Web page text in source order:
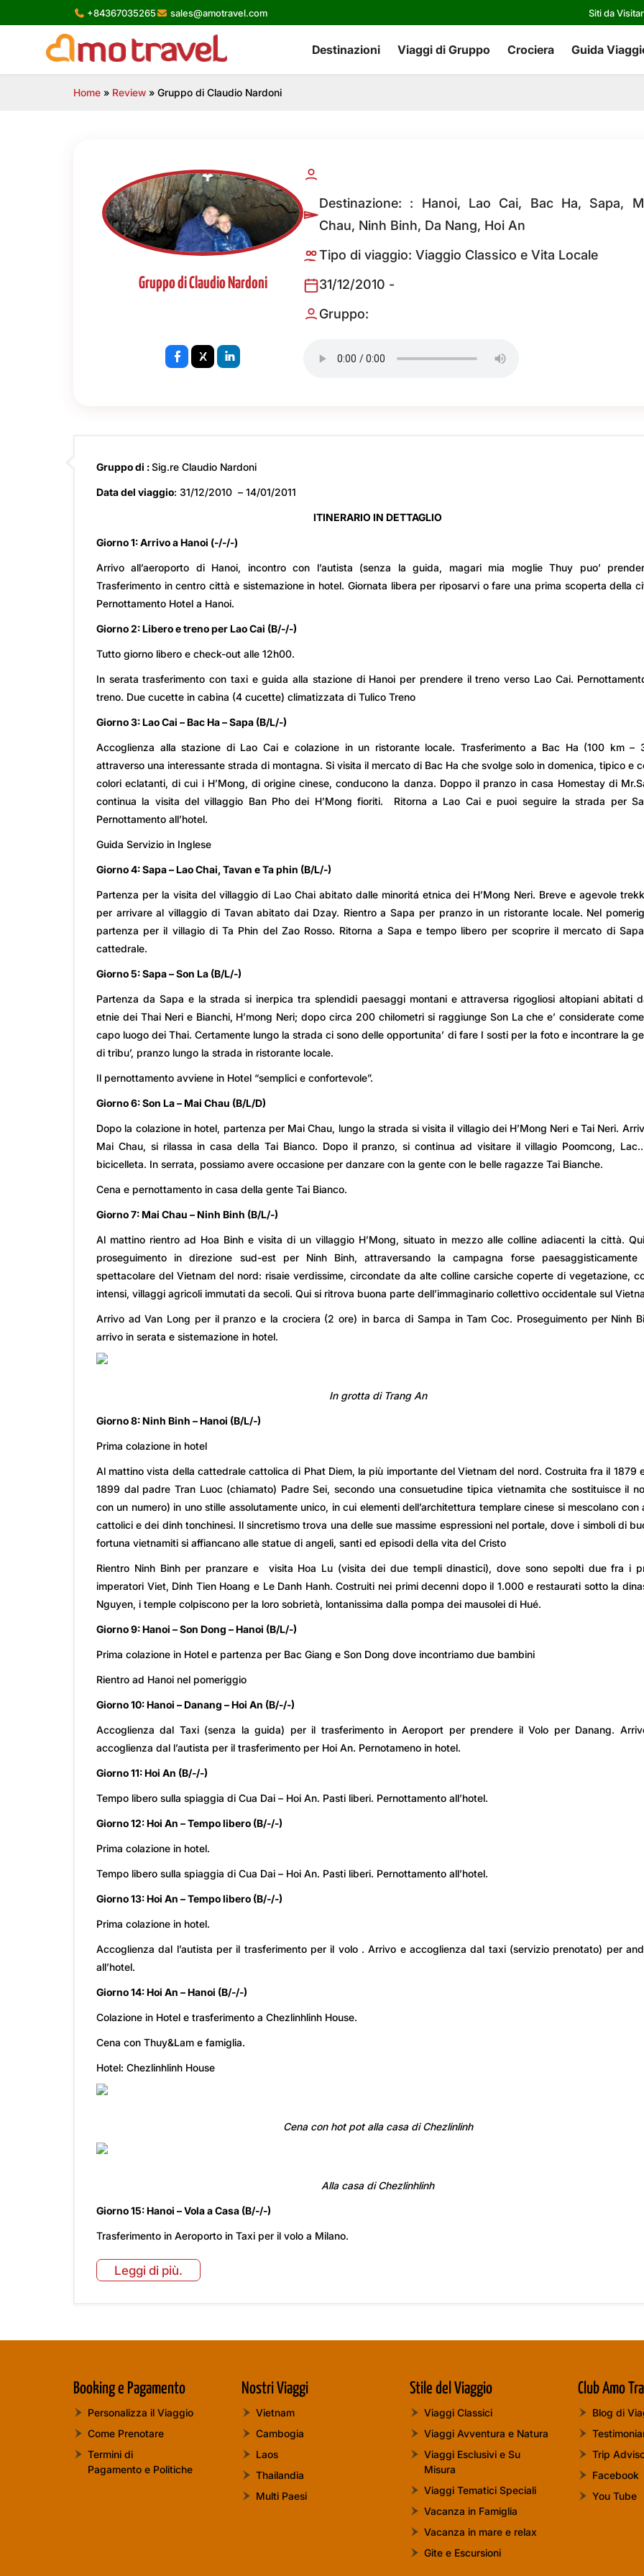
+84367035265 sales@amotravel.com Siti da
Destinazioni Viaggi di Gruppo Crociera Guida
Home » Review » Gruppo di Claudio Nardoni
Gruppo di Claudio Nardoni
Destinazione: : Hanoi, Lao Cai, Bac Ha, Sapa,
Chau, Ninh Binh, Da Nang, Hoi An
Tipo di viaggio: Viaggio Classico e Vita Locale
31/12/2010 -
Gruppo:
Gruppo di :Sig.re Claudio Nardoni
Data del viaggio: 31/12/2010 – 14/01/2011
ITINERARIO IN DETTAGLIO
Giorno 1: Arrivo a Hanoi (-/-/-)
Arrivo all’aeroporto di Hanoi, incontro con l’autista (senza la guida, magari mia moglie Thuy puo’
Trasferimento in centro città e sistemazione in hotel. Giornata libera per riposarvi o fare una prima scoperta della
Pernottamento Hotel a Hanoi.
Giorno 2: Libero e treno per Lao Cai (B/-/-)
Tutto giorno libero e check-out alle 12h00.
In serata trasferimento con taxi e guida alla stazione di Hanoi per prendere il treno verso Lao Cai.
treno. Due cucette in cabina (4 cucette) climatizzata di Tulico Treno
Giorno 3: Lao Cai – Bac Ha – Sapa (B/L/-)
Accoglienza alla stazione di Lao Cai e colazione in un ristorante locale. Trasferimento a Bac Ha (100 km –
attraverso una interessante strada di montagna. Si visita il mercato di Bac Ha che svolge solo in domenica, tipico e
colori eclatanti, di cui i H’Mong, di origine cinese, conducono la danza. Doppo il pranzo in casa Homestay di
continua la visita del villaggio Ban Pho dei H’Mong fioriti. Ritorna a Lao Cai e puoi seguire la strada per
Pernottamento all’hotel.
Guida Servizio in Inglese
Giorno 4: Sapa – Lao Chai, Tavan e Ta phin (B/L/-)
Partenza per la visita del villaggio di Lao Chai abitato dalle minoritá etnica dei H’Mong Neri. Breve e agevole
per arrivare al villaggio di Tavan abitato dai Dzay. Rientro a Sapa per pranzo in un ristorante locale. Nel
partenza per il villagio di Ta Phin del Zao Rosso. Ritorna a Sapa e tempo libero per scoprire il mercato di
cattedrale.
Giorno 5: Sapa – Son La (B/L/-)
Partenza da Sapa e la strada si inerpica tra splendidi paesaggi montani e attraversa rigogliosi altopiani abitati
etnie dei Thai Neri e Bianchi, H’mong Neri; dopo circa 200 chilometri si raggiunge Son La che e’ considerate
capo luogo dei Thai. Certamente lungo la strada ci sono delle opportunita’ di fare I sosti per la foto e incontrare la
di tribu’, pranzo lungo la strada in ristorante locale.
Il pernottamento avviene in Hotel “semplici e confortevole”.
Giorno 6: Son La – Mai Chau (B/L/D)
Dopo la colazione in hotel, partenza per Mai Chau, lungo la strada si visita il villagio dei H’Mong Neri e Tai Neri.
Mai Chau, si rilassa in casa della Tai Bianco. Dopo il pranzo, si continua ad visitare il villagio Poomcong,
bicicelleta. In serrata, possiamo avere occasione per danzare con la gente con le belle ragazze Tai Bianche.
Cena e pernottamento in casa della gente Tai Bianco.
Giorno 7: Mai Chau – Ninh Binh (B/L/-)
Al mattino rientro ad Hoa Binh e visita di un villaggio H’Mong, situato in mezzo alle colline adiacenti la città.
proseguimento in direzione sud-est per Ninh Binh, attraversando la campagna forse paesaggisticamente
spettacolare del Vietnam del nord: risaie verdissime, circondate da alte colline carsiche coperte di vegetazione,
intensi, villaggi agricoli immutati da secoli. Qui si ritrova buona parte dell’immaginario collettivo occidentale sul
Arrivo ad Van Long per il pranzo e la crociera (2 ore) in barca di Sampa in Tam Coc. Proseguimento per Ninh
arrivo in serata e sistemazione in hotel.
In grotta di Trang An
Giorno 8: Ninh Binh – Hanoi (B/L/-)
Prima colazione in hotel
Al mattino vista della cattedrale cattolica di Phat Diem, la più importante del Vietnam del nord. Costruita fra il 1879
1899 dal padre Tran Luoc (chiamato) Padre Sei, secondo una consuetudine tipica vietnamita che sostituisce il
con un numero) in uno stille assolutamente unico, in cui elementi dell’architettura templare cinese si mescolano con
cattolici e dei dinh tonchinesi. Il sincretismo trova una delle sue massime espressioni nel portale, dove i simboli di
fortuna vietnamiti si affiancano alle statue di angeli, santi ed episodi della vita del Cristo
Rientro Ninh Binh per pranzare e visita Hoa Lu (visita dei due templi dinastici), dove sono sepolti due fra i
imperatori Viet, Dinh Tien Hoang e Le Danh Hanh. Costruiti nei primi decenni dopo il 1.000 e restaurati sotto la
Nguyen, i temple colpiscono per la loro sobrietà, lontanissima dalla pompa dei mausolei di Hué.
Giorno 9: Hanoi – Son Dong – Hanoi (B/L/-)
Prima colazione in Hotel e partenza per Bac Giang e Son Dong dove incontriamo due bambini
Rientro ad Hanoi nel pomeriggio
Giorno 10: Hanoi – Danang – Hoi An (B/-/-)
Accoglienza dal Taxi (senza la guida) per il trasferimento in Aeroport per prendere il Volo per Danang.
accoglienza dal l’autista per il trasferimento per Hoi An. Pernotameno in hotel.
Giorno 11: Hoi An (B/-/-)
Tempo libero sulla spiaggia di Cua Dai – Hoi An. Pasti liberi. Pernottamento all’hotel.
Giorno 12: Hoi An – Tempo libero (B/-/-)
Prima colazione in hotel.
Tempo libero sulla spiaggia di Cua Dai – Hoi An. Pasti liberi. Pernottamento all’hotel.
Giorno 13: Hoi An – Tempo libero (B/-/-)
Prima colazione in hotel.
Accoglienza dal l’autista per il trasferimento per il volo . Arrivo e accoglienza dal taxi (servizio prenotato) per
all’hotel.
Giorno 14: Hoi An – Hanoi (B/-/-)
Colazione in Hotel e trasferimento a Chezlinhlinh House.
Cena con Thuy&Lam e famiglia.
Hotel: Chezlinhlinh House
Cena con hot pot alla casa di Chezlinlinh
Alla casa di Chezlinhlinh
Giorno 15: Hanoi – Vola a Casa (B/-/-)
Trasferimento in Aeroporto in Taxi per il volo a Milano.
Leggi di più.
Booking e Pagamento
Personalizza il Viaggio
Come Prenotare
Termini di
Pagamento e Politiche
Nostri Viaggi
Vietnam
Cambogia
Laos
Thailandia
Multi Paesi
Stile del Viaggio
Viaggi Classici
Viaggi Avventura e Natura
Viaggi Esclusivi e Su
Misura
Viaggi Tematici Speciali
Vacanza in Famiglia
Vacanza in mare e relax
Gite e Escursioni
Club Amo
Blog di
Trip
Facebook
You Tube